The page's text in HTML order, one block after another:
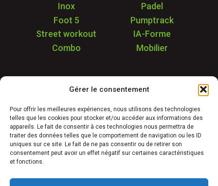
Gérer le consentement
Pour offrir les meilleures expériences, nous utilisons des technologies
telles que les cookies pour stocker et/ou accéder aux informations des
appareils. Le fait de consentir à ces technologies nous permettra de
traiter des données telles que le comportement de navigation ou les ID
uniques sur ce site. Le fait de ne pas consentir ou de retirer son
consentement peut avoir un effet négatif sur certaines caractéristiques
et fonctions.
Inox
Padel
Foot 5
Pumptrack
Street workout
IA-Forme
Combo
Mobilier
Garantie & SAV
Déstockage
Réalisations
FAQ
Blog
Contact